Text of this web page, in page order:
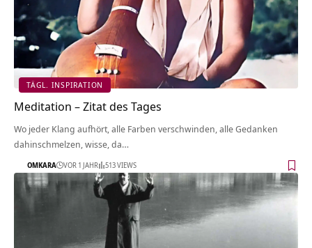
TÄGL. INSPIRATION
Meditation – Zitat des Tages
Wo jeder Klang aufhört, alle Farben verschwinden, alle Gedanken
dahinschmelzen, wisse, da…
OMKARA VOR 1 JAHR 513 VIEWS